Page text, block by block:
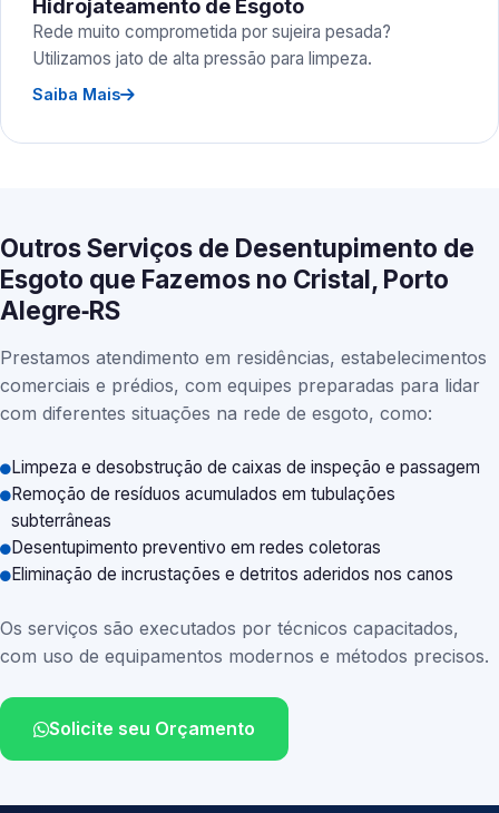
Hidrojateamento de Esgoto
Rede muito comprometida por sujeira pesada?
Utilizamos jato de alta pressão para limpeza.
Saiba Mais
Outros Serviços de Desentupimento de
Esgoto que Fazemos no Cristal, Porto
Alegre‑RS
Prestamos atendimento em residências, estabelecimentos
comerciais e prédios, com equipes preparadas para lidar
com diferentes situações na rede de esgoto, como:
Limpeza e desobstrução de caixas de inspeção e passagem
Remoção de resíduos acumulados em tubulações
subterrâneas
Desentupimento preventivo em redes coletoras
Eliminação de incrustações e detritos aderidos nos canos
Os serviços são executados por técnicos capacitados,
com uso de equipamentos modernos e métodos precisos.
Solicite seu Orçamento